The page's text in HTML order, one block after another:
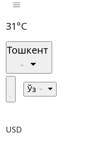
31°C
Тошкент
Ўз
USD